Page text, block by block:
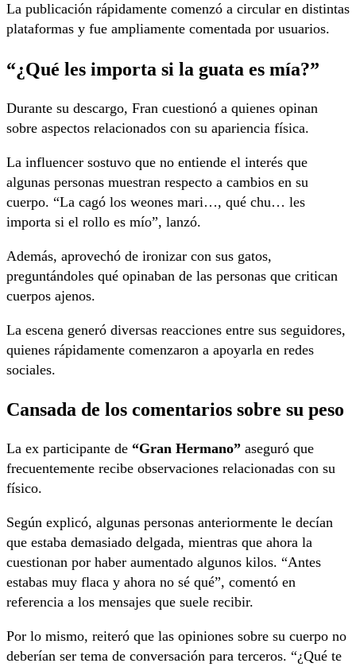
La publicación rápidamente comenzó a circular en distintas
plataformas y fue ampliamente comentada por usuarios.
“¿Qué les importa si la guata es mía?”
Durante su descargo, Fran cuestionó a quienes opinan
sobre aspectos relacionados con su apariencia física.
La influencer sostuvo que no entiende el interés que
algunas personas muestran respecto a cambios en su
cuerpo. “La cagó los weones mari…, qué chu… les
importa si el rollo es mío”, lanzó.
Además, aprovechó de ironizar con sus gatos,
preguntándoles qué opinaban de las personas que critican
cuerpos ajenos.
La escena generó diversas reacciones entre sus seguidores,
quienes rápidamente comenzaron a apoyarla en redes
sociales.
Cansada de los comentarios sobre su peso
La ex participante de “Gran Hermano” aseguró que
frecuentemente recibe observaciones relacionadas con su
físico.
Según explicó, algunas personas anteriormente le decían
que estaba demasiado delgada, mientras que ahora la
cuestionan por haber aumentado algunos kilos. “Antes
estabas muy flaca y ahora no sé qué”, comentó en
referencia a los mensajes que suele recibir.
Por lo mismo, reiteró que las opiniones sobre su cuerpo no
deberían ser tema de conversación para terceros. “¿Qué te